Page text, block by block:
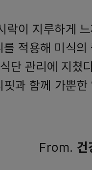
락이 지루하게
적용해 미식
단 관리에 지쳤
과 함께 가뿐한
From. 건